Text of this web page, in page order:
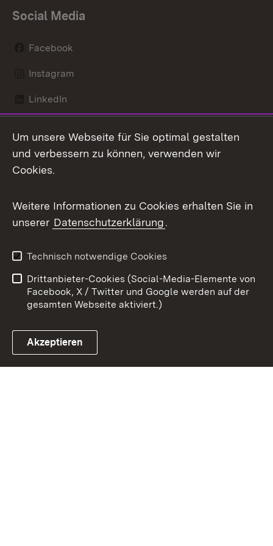
Social Media
Facebook
Instagram
LinkedIn
X / Twitter
Youtube
Link zum Landesportal
Kontakt
Datenschutz
Barrierefreiheit
Impressum
Cookies
Um unsere Webseite für Sie optimal gestalten
und verbessern zu können, verwenden wir
Cookies.
Weitere Informationen zu Cookies erhalten Sie in
unserer Datenschutzerklärung.
Technisch notwendige Cookies
Drittanbieter-Cookies (Social-Media-Elemente von
Facebook, X / Twitter und Google werden auf der
gesamten Webseite aktiviert.)
Akzeptieren